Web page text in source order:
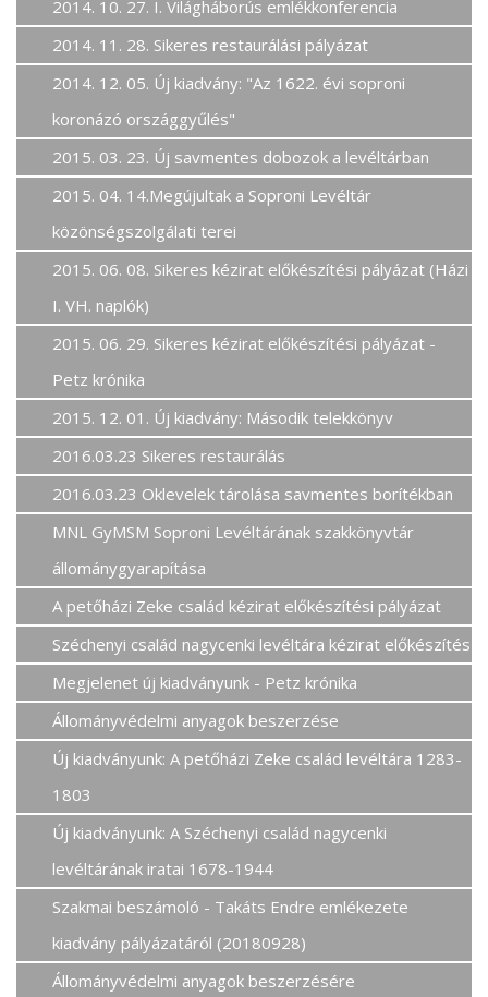
2014. 10. 27. I. Világháborús emlékkonferencia
2014. 11. 28. Sikeres restaurálási pályázat
2014. 12. 05. Új kiadvány: "Az 1622. évi soproni
koronázó országgyűlés"
2015. 03. 23. Új savmentes dobozok a levéltárban
2015. 04. 14.Megújultak a Soproni Levéltár
közönségszolgálati terei
2015. 06. 08. Sikeres kézirat előkészítési pályázat (Házi
I. VH. naplók)
2015. 06. 29. Sikeres kézirat előkészítési pályázat -
Petz krónika
2015. 12. 01. Új kiadvány: Második telekkönyv
2016.03.23 Sikeres restaurálás
2016.03.23 Oklevelek tárolása savmentes borítékban
MNL GyMSM Soproni Levéltárának szakkönyvtár
állománygyarapítása
A petőházi Zeke család kézirat előkészítési pályázat
Széchenyi család nagycenki levéltára kézirat előkészítés
Megjelenet új kiadványunk - Petz krónika
Állományvédelmi anyagok beszerzése
Új kiadványunk: A petőházi Zeke család levéltára 1283-
1803
Új kiadványunk: A Széchenyi család nagycenki
levéltárának iratai 1678-1944
Szakmai beszámoló - Takáts Endre emlékezete
kiadvány pályázatáról (20180928)
Állományvédelmi anyagok beszerzésére